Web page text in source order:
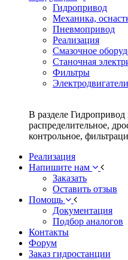
Гидропривод
Механика,
Пневмопривод
Реализация
Смазочное
Станочная
Фильтры
Электродвигатели
В разделе
распределительное,
контрольное,
Реализация
Напишите нам
Заказать
Оставить отзыв
Помощь
Документация
Подбор аналогов
Контакты
Форум
Заказ гидростанции